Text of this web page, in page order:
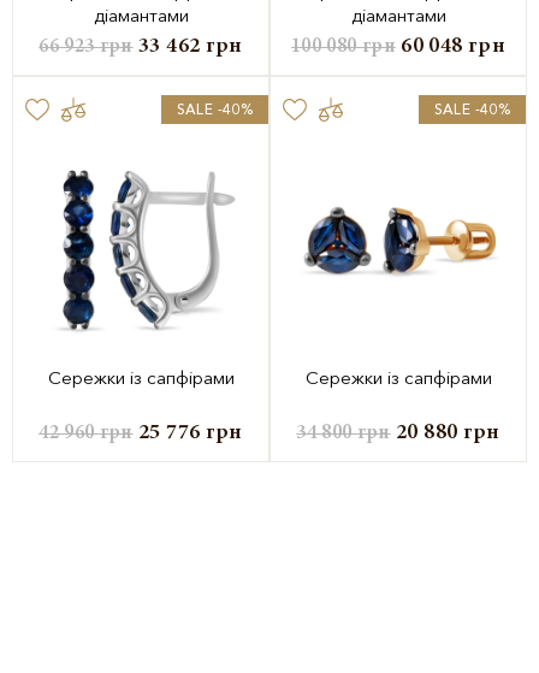
діамантами
66 923грн 33 462 грн
діамантами
100 080грн 60 048 грн
SALE -40%
Сережки із сапфірами
42 960грн 25 776 грн
SALE -40%
Сережки із сапфірами
34 800грн 20 880 грн